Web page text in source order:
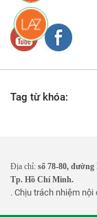
Tag từ khóa:
Địa chỉ: số 78-80,
Tp. Hồ Chí Minh.
. Chịu trách nhiệm nội